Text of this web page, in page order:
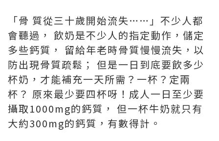
「骨 質從三十歲開始流失……」不少人都
會聽過， 飲奶是不少人的指定動作，儲定
多些鈣質， 留給年老時骨質慢慢流失，以
防出現骨質疏鬆； 但是一日到底要飲多少
杯奶，才能補充一天所需？一杯？定兩
杯？ 原來最少要四杯呀！成人一日至少要
攝取1000mg的鈣質， 但一杯牛奶就只有
大約300mg的鈣質，有數得計。